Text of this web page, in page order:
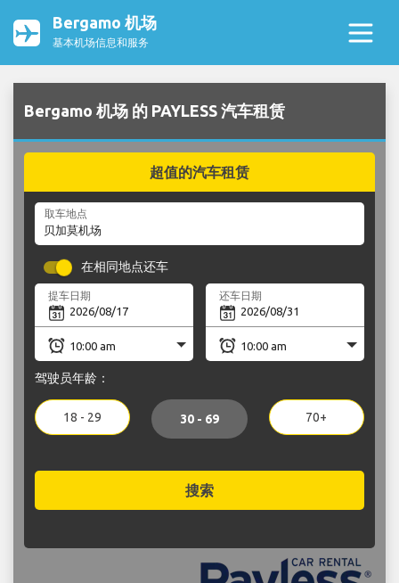
Bergamo 机场
基本机场信息和服务
Bergamo 机场 的 PAYLESS 汽车租赁
超值的汽车租赁
取车地点
在相同地点还车
提车日期 还车日期
驾驶员年龄：
18 - 29 30 - 69 70+
搜索